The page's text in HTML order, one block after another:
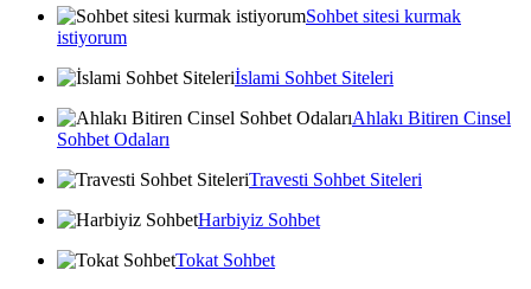
Sohbet sitesi kurmak
istiyorum
İslami Sohbet Siteleri
Ahlakı Bitiren Cinsel
Sohbet Odaları
Travesti Sohbet Siteleri
Harbiyiz Sohbet
Tokat Sohbet